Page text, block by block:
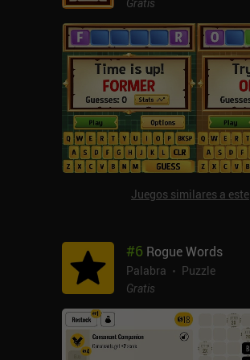
Gratis
Juegos similares a este
#6 Rogue Words
Palabra
Puzzle
Gratis